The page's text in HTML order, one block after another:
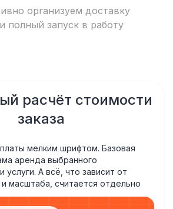
организуем доставку
полный запуск в работу
расчёт стоимости
заказа
мелким шрифтом. Базовая
аренда выбранного
услуги. А всё, что зависит от
масштаба, считается отдельно